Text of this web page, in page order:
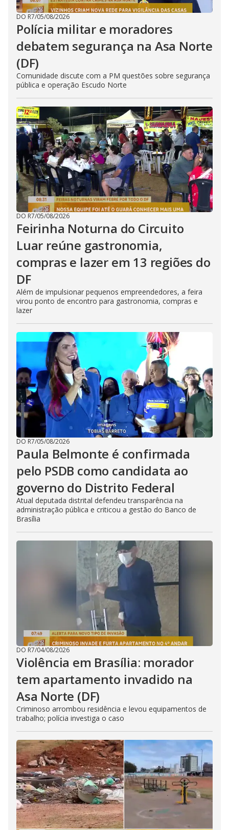
DO R7/05/08/2026
Polícia militar e moradores
debatem segurança na Asa Norte
(DF)
Comunidade discute com a PM questões sobre segurança
pública e operação Escudo Norte
DO R7/05/08/2026
Feirinha Noturna do Circuito
Luar reúne gastronomia,
compras e lazer em 13 regiões do
DF
Além de impulsionar pequenos empreendedores, a feira
virou ponto de encontro para gastronomia, compras e
lazer
DO R7/05/08/2026
Paula Belmonte é confirmada
pelo PSDB como candidata ao
governo do Distrito Federal
Atual deputada distrital defendeu transparência na
administração pública e criticou a gestão do Banco de
Brasília
DO R7/04/08/2026
Violência em Brasília: morador
tem apartamento invadido na
Asa Norte (DF)
Criminoso arrombou residência e levou equipamentos de
trabalho; polícia investiga o caso